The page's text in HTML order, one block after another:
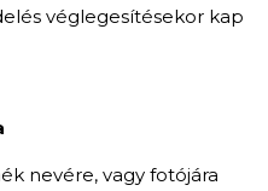
véglegesítésekor kap
nevére, vagy fotójára